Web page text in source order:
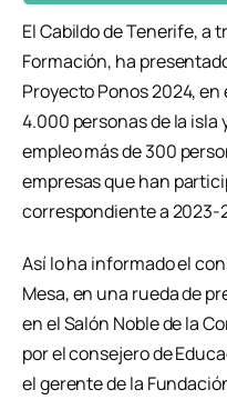
El Cabildo de Tenerife, a
Formación, ha
Proyecto Ponos 2024,
4.000 personas de la isla
empleo más de 300
empresas que han
correspondiente a 2023-
Así lo ha informado el
Mesa, en una rueda de
en el Salón Noble de la
por el consejero de
el gerente de la